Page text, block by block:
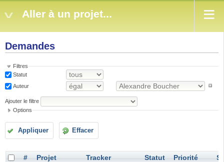
Aller à un projet...
Demandes
Filtres
Statut
Auteur
Ajouter le filtre
Options
Appliquer Effacer
# Projet Tracker Statut Priorité